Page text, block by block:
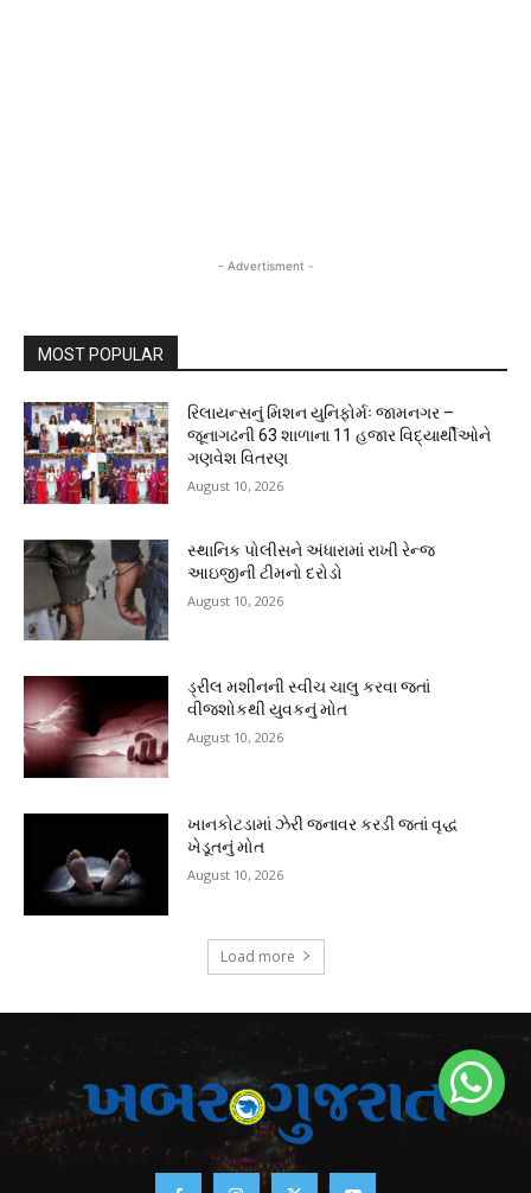
- Advertisment -
MOST POPULAR
રિલાયન્સનું મિશન યુનિફોર્મઃ જામનગર –
જૂનાગઢની 63 શાળાના 11 હજાર વિદ્યાર્થીઓને
ગણવેશ વિતરણ
August 10, 2026
સ્થાનિક પોલીસને અંધારામાં રાખી રેન્જ
આઇજીની ટીમનો દરોડો
August 10, 2026
ડ્રીલ મશીનની સ્વીચ ચાલુ કરવા જતાં
વીજશોકથી યુવકનું મોત
August 10, 2026
ખાનકોટડામાં ઝેરી જનાવર કરડી જતાં વૃદ્ધ
ખેડૂતનું મોત
August 10, 2026
Load more